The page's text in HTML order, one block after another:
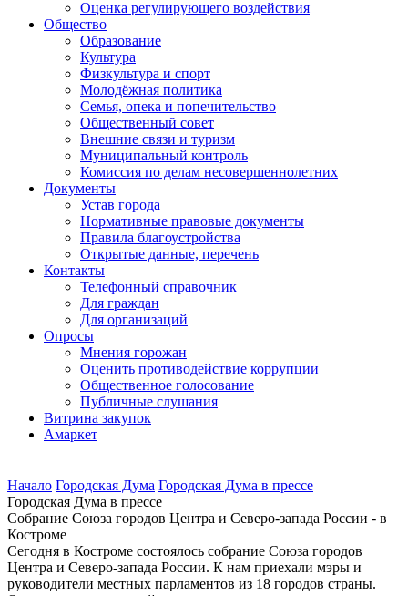
Оценка регулирующего воздействия
Общество
Образование
Культура
Физкультура и спорт
Молодёжная политика
Семья, опека и попечительство
Общественный совет
Внешние связи и туризм
Муниципальный контроль
Комиссия по делам несовершеннолетних
Документы
Устав города
Нормативные правовые документы
Правила благоустройства
Открытые данные, перечень
Контакты
Телефонный справочник
Для граждан
Для организаций
Опросы
Мнения горожан
Оценить противодействие коррупции
Общественное голосование
Публичные слушания
Витрина закупок
Амаркет
Начало Городская Дума Городская Дума в прессе
Городская Дума в прессе
Собрание Союза городов Центра и Северо-запада России - в
Костроме
Сегодня в Костроме состоялось собрание Союза городов
Центра и Северо-запада России. К нам приехали мэры и
руководители местных парламентов из 18 городов страны.